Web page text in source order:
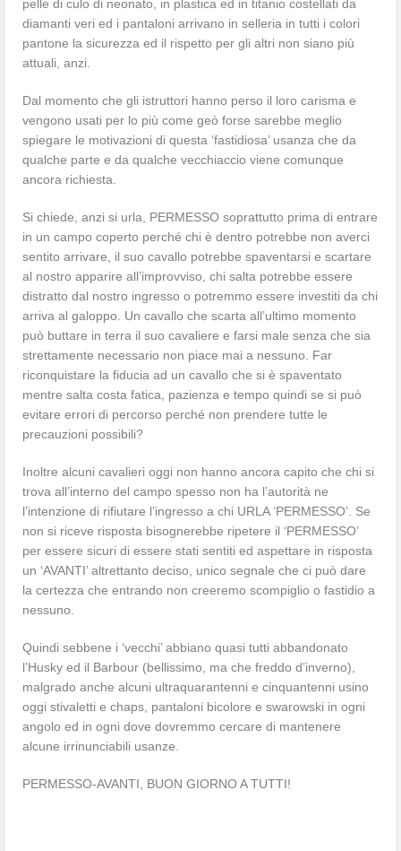
pelle di culo di neonato, in plastica ed in titanio costellati da
diamanti veri ed i pantaloni arrivano in selleria in tutti i colori
pantone la sicurezza ed il rispetto per gli altri non siano più
attuali, anzi.
Dal momento che gli istruttori hanno perso il loro carisma e
vengono usati per lo più come geò forse sarebbe meglio
spiegare le motivazioni di questa ‘fastidiosa’ usanza che da
qualche parte e da qualche vecchiaccio viene comunque
ancora richiesta.
Si chiede, anzi si urla, PERMESSO soprattutto prima di entrare
in un campo coperto perché chi è dentro potrebbe non averci
sentito arrivare, il suo cavallo potrebbe spaventarsi e scartare
al nostro apparire all’improvviso, chi salta potrebbe essere
distratto dal nostro ingresso o potremmo essere investiti da chi
arriva al galoppo. Un cavallo che scarta all’ultimo momento
può buttare in terra il suo cavaliere e farsi male senza che sia
strettamente necessario non piace mai a nessuno. Far
riconquistare la fiducia ad un cavallo che si è spaventato
mentre salta costa fatica, pazienza e tempo quindi se si può
evitare errori di percorso perché non prendere tutte le
precauzioni possibili?
Inoltre alcuni cavalieri oggi non hanno ancora capito che chi si
trova all’interno del campo spesso non ha l’autorità ne
l’intenzione di rifiutare l’ingresso a chi URLA ‘PERMESSO’. Se
non si riceve risposta bisognerebbe ripetere il ‘PERMESSO’
per essere sicuri di essere stati sentiti ed aspettare in risposta
un ‘AVANTI’ altrettanto deciso, unico segnale che ci può dare
la certezza che entrando non creeremo scompiglio o fastidio a
nessuno.
Quindi sebbene i ‘vecchi’ abbiano quasi tutti abbandonato
l’Husky ed il Barbour (bellissimo, ma che freddo d’inverno),
malgrado anche alcuni ultraquarantenni e cinquantenni usino
oggi stivaletti e chaps, pantaloni bicolore e swarowski in ogni
angolo ed in ogni dove dovremmo cercare di mantenere
alcune irrinunciabili usanze.
PERMESSO-AVANTI, BUON GIORNO A TUTTI!